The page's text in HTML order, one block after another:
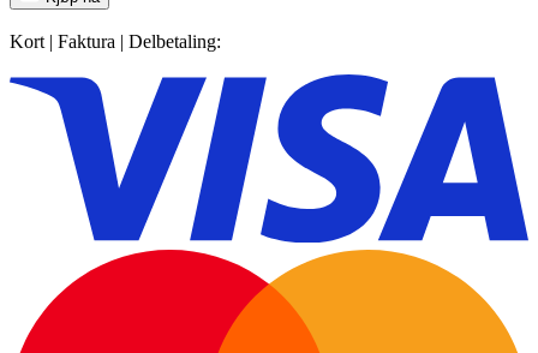
Kort | Faktura | Delbetaling: